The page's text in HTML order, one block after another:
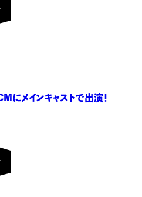
にメインキャストで出演！